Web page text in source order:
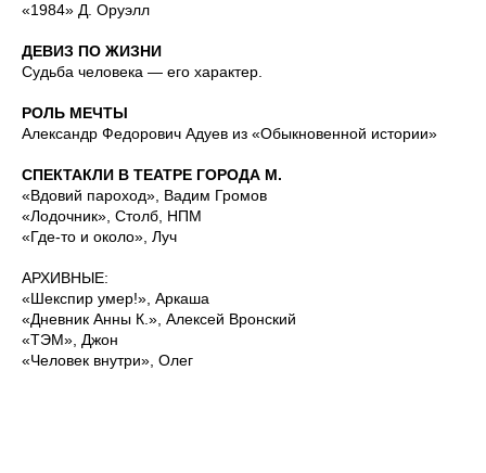
«1984» Д. Оруэлл
ДЕВИЗ ПО ЖИЗНИ
Судьба человека — его характер.
РОЛЬ МЕЧТЫ
Александр Федорович Адуев из «Обыкновенной истории»
СПЕКТАКЛИ В ТЕАТРЕ ГОРОДА М.
«Вдовий пароход», Вадим Громов
«Лодочник», Столб, НПМ
«Где-то и около», Луч
АРХИВНЫЕ:
«Шекспир умер!», Аркаша
«Дневник Анны К.», Алексей Вронский
«ТЭМ», Джон
«Человек внутри», Олег